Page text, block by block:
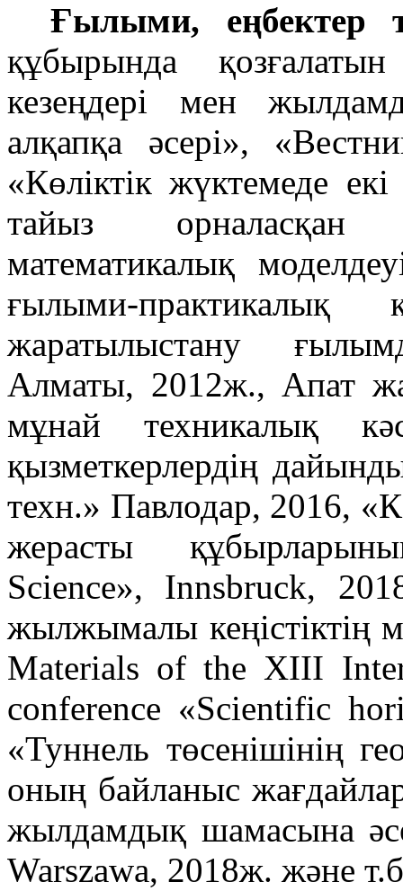
Ғылыми, еңбектер
құбырында
кезеңдері мен
алқапқа әсері»,
«Көліктік жүктемеде
тайыз орналасқан
математикалық
ғылыми-
жаратылыстану
Алматы, 2012ж., Апат
мұнай техникалық
қызметкерлердің
техн.» Павлодар, 2016,
жерасты
Science», Innsbruck,
жылжымалы кеңістіктің
Materials of the XIII
conference «Scientific
«Туннель төсенішінің
оның байланыс
жылдамдық шамасына
Warszawa, 2018ж. және